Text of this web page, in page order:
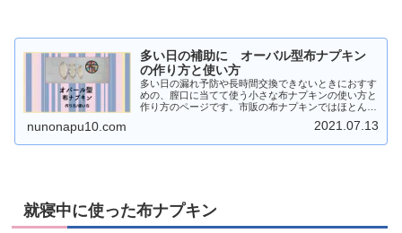
多い日の補助に オーバル型布ナプキン
の作り方と使い方
多い日の漏れ予防や長時間交換できないときにおすす
めの、膣口に当てて使う小さな布ナプキンの使い方と
作り方のページです。市販の布ナプキンではほとんど
見かけないので、手作りするか、古い布などを切って
折りたたんでも代用できます。メリット、デメリット
も。
nunonapu10.com 2021.07.13
就寝中に使った布ナプキン